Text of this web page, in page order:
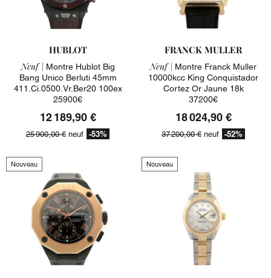
HUBLOT
Neuf | Montre Hublot Big
Bang Unico Berluti 45mm
411.ci.0500.vr.ber20 100ex
25900€
12 189,90 €
25 900,00 € neuf -53%
FRANCK MULLER
Neuf | Montre Franck Muller
10000kcc King Conquistador
Cortez Or Jaune 18k
37200€
18 024,90 €
37 200,00 € neuf -52%
Nouveau Nouveau